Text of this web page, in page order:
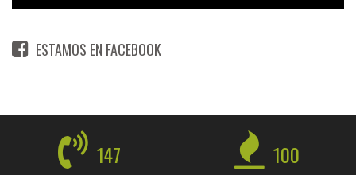
ESTAMOS EN FACEBOOK
147 100